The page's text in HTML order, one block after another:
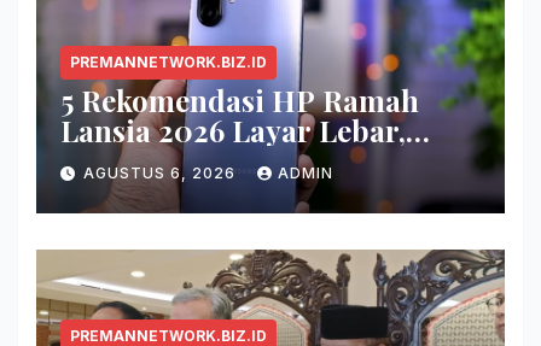
PREMANNETWORK.BIZ.ID
5 Rekomendasi HP Ramah
Lansia 2026 Layar Lebar,
Menu Simpel, dan Baterai
Awet
AGUSTUS 6, 2026 ADMIN
PREMANNETWORK.BIZ.ID